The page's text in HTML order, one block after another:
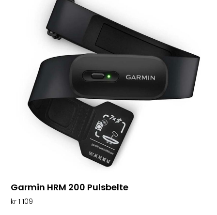
Garmin HRM 200 Pulsbelte
kr 1 109